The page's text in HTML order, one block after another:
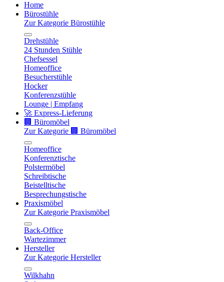
Home
Bürostühle
Zur Kategorie Bürostühle
Drehstühle
24 Stunden Stühle
Chefsessel
Homeoffice
Besucherstühle
Hocker
Konferenzstühle
Lounge | Empfang
🚀 Express-Lieferung
🏢 Büromöbel
Zur Kategorie 🏢 Büromöbel
Homeoffice
Konferenztische
Polstermöbel
Schreibtische
Beistelltische
Besprechungstische
Praxismöbel
Zur Kategorie Praxismöbel
Back-Office
Wartezimmer
Hersteller
Zur Kategorie Hersteller
Wilkhahn